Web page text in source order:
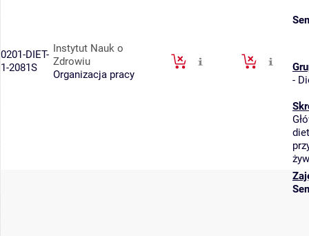
0201-DIET-
1-2081S
Instytut Nauk o
Zdrowiu
Organizacja pracy
-